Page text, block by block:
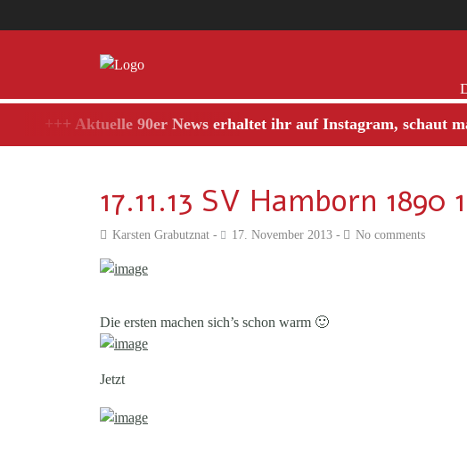
+++ Aktuelle 90er News erhaltet ihr auf Instagram, schaut
17.11.13 SV Hamborn
Karsten Grabutznat 17. November 2013 No comments
Die ersten machen sich’s schon warm 🙂
Jetzt